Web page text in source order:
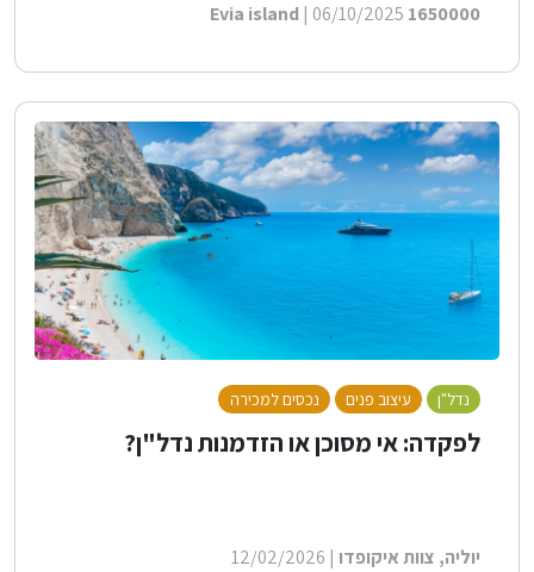
1650000 Evia island
| 06/10/2025
נדל"ן עיצוב פנים נכסים למכירה
לפקדה: אי מסוכן או הזדמנות נדל"ן?
יוליה, צוות איקופדו | 12/02/2026